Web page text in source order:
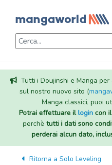
Tutti i Doujinshi e Manga
sul nostro nuovo sito (
Manga classici, puoi
Potrai effettuare illogincon il
perchè tutti i dati sono
perderai alcun dato,
Ritorna a Solo Leveling